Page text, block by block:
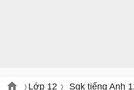
Lớp 12 Sgk tiếng Anh